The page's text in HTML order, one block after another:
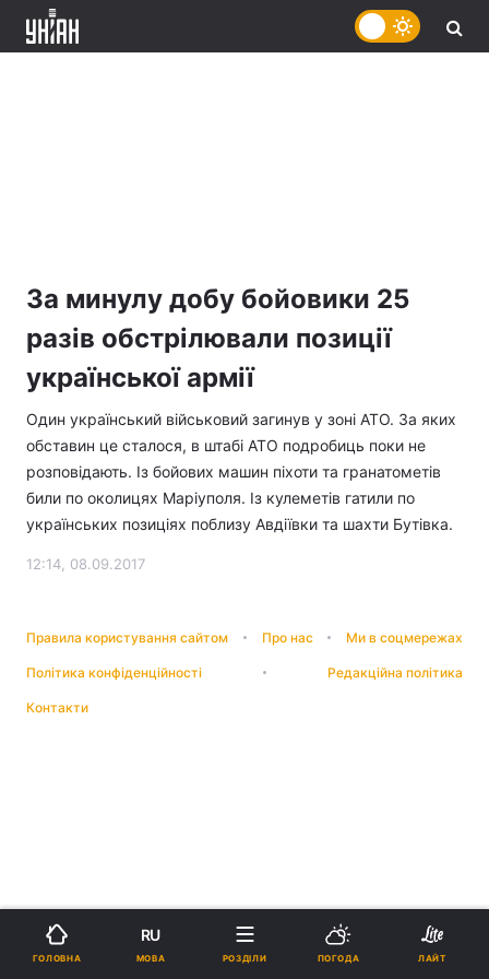
За минулу добу бойовики 25
разів обстрілювали позиції
української армії
Один український військовий загинув у зоні АТО. За яких
обставин це сталося, в штабі АТО подробиць поки не
розповідають. Із бойових машин піхоти та гранатометів
били по околицях Маріуполя. Із кулеметів гатили по
українських позиціях поблизу Авдіївки та шахти Бутівка.
12:14, 08.09.2017
Правила користування сайтом Про нас Ми в соцмережах
Політика конфіденційності Редакційна політика
Контакти
ГОЛОВНА
RU
МОВА РОЗДІЛИ ПОГОДА ЛАЙТ